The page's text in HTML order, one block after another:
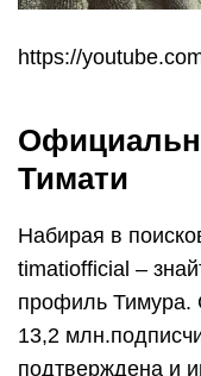
https://
Тимати
Набирая в
timatiofficial –
профиль Тимура.
13,2
подтверждена и